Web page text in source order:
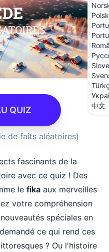
中文
QUIZ
de faits aléatoires)
fascinants de la
avec ce quiz ! Des
le fika aux merveilles
votre compréhension
spéciales en
ce qui rend ces
? Ou l'histoire